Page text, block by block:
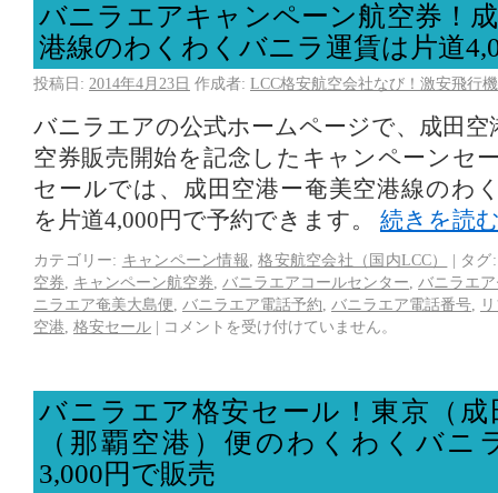
バニラエアキャンペーン航空券！
港線のわくわくバニラ運賃は片道
投稿日: 2014年4月23日 作成者: LCC格安航空会社なび！激安飛行
バニラエアの公式ホームページで、成田空
空券販売開始を記念したキャンペーンセ
セールでは、成田空港ー奄美空港線のわ
を片道4,000円で予約できます。 続きを読
カテゴリー: キャンペーン情報 ,格安航空会社（国内LCC） | タグ:
空券
キャンペーン航空券 バニラエアコールセンター
バニラエ
ニラエア奄美大島便
バニラエア電話予約 バニラエア電話番号
空港 格安セール | コメントを受け付けていません。
バニラエア格安セール！東京（成
（那覇空港）便のわくわくバニ
3,000円で販売